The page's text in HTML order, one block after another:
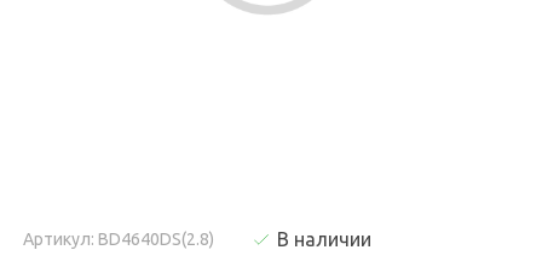
Артикул: BD4640DS(2.8) В наличии